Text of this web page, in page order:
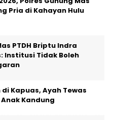
Pria di Kahayan Hulu
PTDH Briptu Indra
Institusi Tidak Boleh
Kapuas, Ayah Tewas
Kandung